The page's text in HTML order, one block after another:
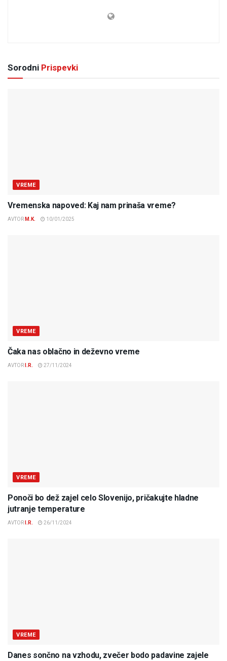
Sorodni Prispevki
VREME
Vremenska napoved: Kaj nam prinaša vreme?
AVTOR M.K. 10/01/2025
VREME
Čaka nas oblačno in deževno vreme
AVTOR I.R. 27/11/2024
VREME
Ponoči bo dež zajel celo Slovenijo, pričakujte hladne
jutranje temperature
AVTOR I.R. 26/11/2024
VREME
Danes sončno na vzhodu, zvečer bodo padavine zajele